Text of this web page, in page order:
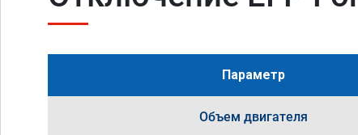
Параметр
Объем двигателя